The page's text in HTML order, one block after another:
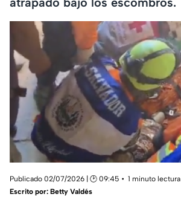
Publicado 02/07/2026 | 🕑 09:45
1 minuto lectura
Escrito por: Betty Valdés